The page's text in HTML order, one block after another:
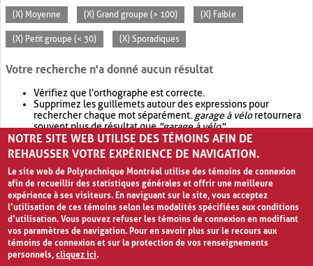
(X) Moyenne (X) Grand groupe (> 100) (X) Faible
(X) Petit groupe (< 30) (X) Sporadiques
Votre recherche n'a donné aucun résultat
Vérifiez que l'orthographe est correcte.
Supprimez les guillemets autour des expressions pour
rechercher chaque mot séparément. garage à véloretournera
souvent plus de résultat que"garage à vélo".
Envisagez d'élargir votre recherche avec OR.garage OR vélo
retournera souvent plus de résultat quegarage à vélo
NOTRE SITE WEB UTILISE DES TÉMOINS AFIN DE
REHAUSSER VOTRE EXPÉRIENCE DE NAVIGATION.
Le site web de Polytechnique Montréal utilise des témoins de connexion
afin de recueillir des statistiques générales et offrir une meilleure
expérience à ses visiteurs. En naviguant sur le site, vous acceptez
l’utilisation de ces témoins selon les modalités spécifiées aux conditions
d’utilisation. Vous pouvez refuser les témoins de connexion en modifiant
vos paramètres de navigation. Pour en savoir plus sur le recours aux
témoins de connexion et sur la protection de vos renseignements
personnels,cliquez ici.